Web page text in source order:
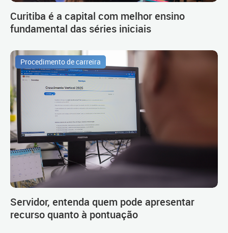
Curitiba é a capital com melhor ensino
fundamental das séries iniciais
Procedimento de carreira
Servidor, entenda quem pode apresentar
recurso quanto à pontuação